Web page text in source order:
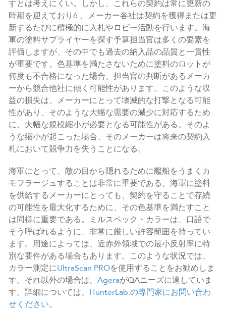
すとは考えにくい。しかし、これらの契約は常に更新の
時期を迎えており6 、メーカー各社は契約を獲得または更
新するたびに積極的に入札やロビー活動を行います。海
軍の塗料サプライヤーを探す予算担当官は多くの要素を
評価しますが、その中でも過去の納入品の品質と一貫性
が重要です。色基準を満たさないために塗料のロットが
何度も不合格になった場合、担当官の判断があるメーカ
ーから競合他社に傾く可能性があります。このような収
益の損失は、メーカーにとって壊滅的な打撃となる可能
性があり、そのような大幅な需要の減少に対応するため
に、大幅な規模縮小が必要となる可能性がある。そのよ
うな縮小が起こった場合、そのメーカーは将来の契約入
札において競争力を失うことになる。
海軍にとって、敵の目から隠れるために艦船をうまくカ
モフラージュすることは非常に重要である。海軍に塗料
を供給するメーカーにとっても、契約を守ることで存続
の可能性を最大化するために、その色基準を満たすこと
は同様に重要である。ミルスペック・カラーは、口語で
そう呼ばれるように、非常に厳しい許容範囲を持ってい
ます。用途によっては、近赤外領域での最小反射率に特
別な要件がある場合もあります。このような状況では、
カラー測定にUltraScan PROを使用することをお勧めしま
す。それ以外の場合は、 AgeraがQAニーズに適していま
す。詳細については、 HunterLab.の専門家にお問い合わ
せください。